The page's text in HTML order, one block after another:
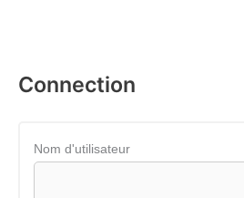
Connection
Nom d'utilisateur